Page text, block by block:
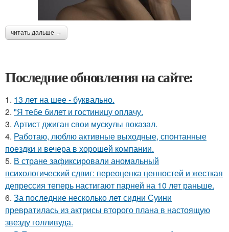
читать дальше →
Последние обновления на сайте:
1. 13 лет на шее - буквально.
2. "Я тебе билет и гостиницу оплачу.
3. Артист джиган свои мускулы показал.
4. Работаю, люблю активные выходные, спонтанные
поездки и вечера в хорошей компании.
5. В стране зафиксировали аномальный
психологический сдвиг: переоценка ценностей и жесткая
депрессия теперь настигают парней на 10 лет раньше.
6. За последние несколько лет сидни Суини
превратилась из актрисы второго плана в настоящую
звезду голливуда.